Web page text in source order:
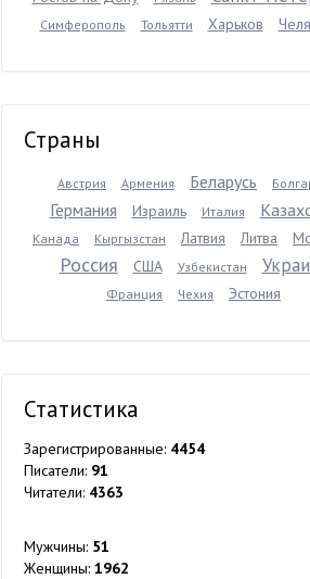
Симферополь Тольятти Харьков
Страны
Австрия Армения Беларусь
Германия Израиль Италия
Канада Кыргызстан Латвия Литва
Россия США Узбекистан
Франция Чехия Эстония
Статистика
Зарегистрированные: 4454
Писатели: 91
Читатели: 4363
Мужчины: 51
Женщины: 1962